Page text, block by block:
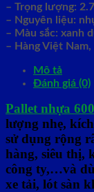
– Trọng lượng:
– Nguyên liệu:
– Màu sắc: xanh
– Hàng Việt Nam,
Mô tả
Đánh giá (0)
Pallet nhựa
lượng nhẹ,
sử dụng rộng
hàng, siêu thị,
công ty,…và
xe tải, lót sàn